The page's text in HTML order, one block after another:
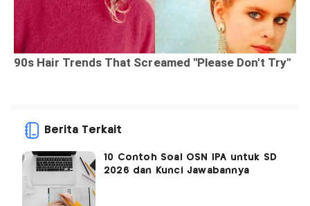
Berita Terkait
10 Contoh Soal OSN IPA untuk SD
2026 dan Kunci Jawabannya